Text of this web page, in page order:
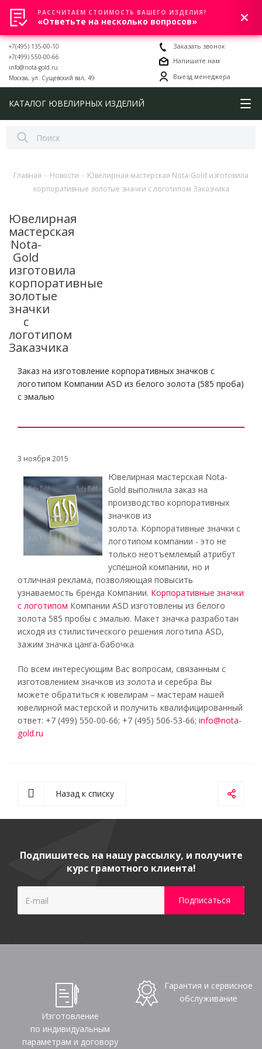
0
+7(495) 135-00-10
+7(499) 550-00-66
info@nota-gold.ru
Москва, ул. Сущевский вал, 49
Заказать звонок
Напишите нам
Выезд менеджера
КАТАЛОГ ЮВЕЛИРНЫХ ИЗДЕЛИЙ
Главная - Новости - Ювелирная мастерская Nota-Gold изготовила
корпоративные золотые значки с логотипом Заказчика
Ювелирная
мастерская
Nota-
Gold
изготовила
корпоративные
золотые
значки
с
логотипом
Заказчика
Заказ на изготовление корпоративных значков с
логотипом Компании ASD из белого золота (585 проба)
с эмалью
3 ноября 2015
Ювелирная мастерская Nota-
Gold выполнила заказ на
производство корпоративных
значков из
золота. Корпоративные значки с
логотипом компании - это не
только неотъемлемый атрибут
успешной компании, но и
отличная реклама, позволяющая повысить
узнаваемость бренда Компании. Корпоративные значки
с логотипом Компании ASD изготовлены из белого
золота 585 пробы с эмалью. Макет значка разработан
исходя из стилистического решения логотипа ASD,
зажим значка цанга-бабочка
По всем интересующим Вас вопросам, связанным с
изготовлением значков из золота и серебра Вы
можете обратиться к ювелирам – мастерам нашей
ювелирной мастерской и получить квалифицированный
ответ: +7 (499) 550-00-66; +7 (495) 506-53-66; info@nota-
gold.ru
Назад к списку
Подпишитесь на нашу рассылку, и получите
курс грамотного клиента!
Изготовление
по индивидуальным
параметрам и договору
Гарантия и сервисное
обслуживание
РАССЧИТАЕМ СТОИМОСТЬ ВАШЕГО ИЗДЕЛИЯ?
«Ответьте на несколько вопросов»